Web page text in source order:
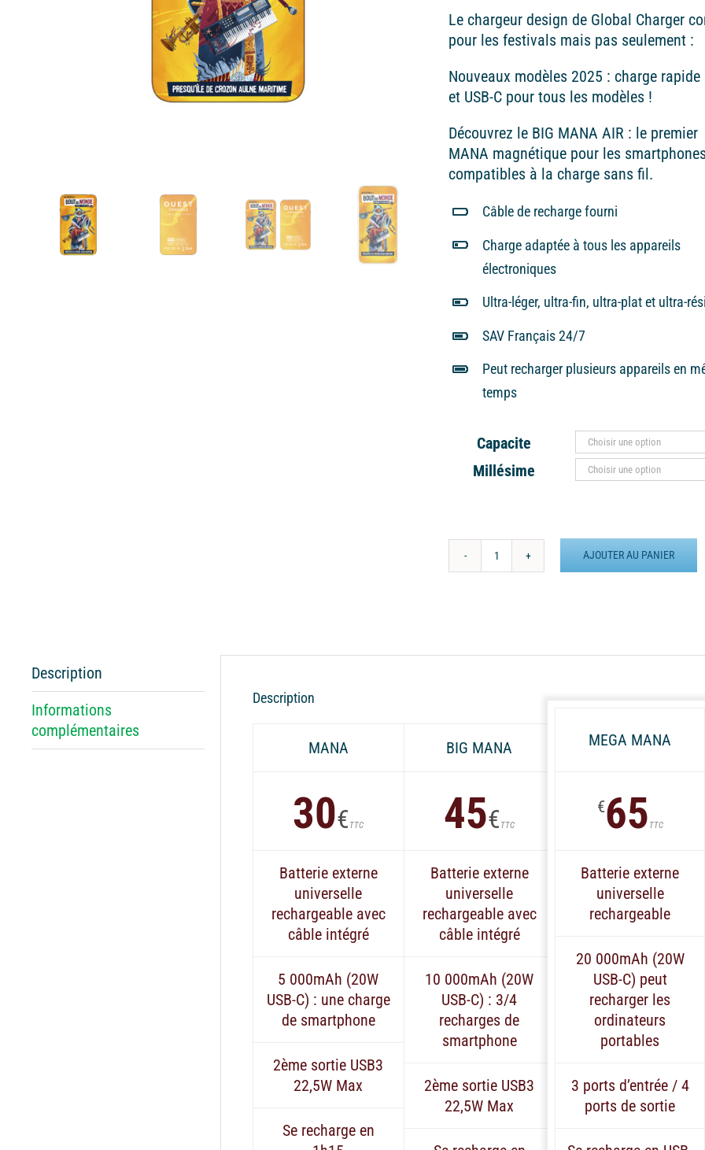
30,00€
à
Le chargeur design de Global Charger
pour les festivals mais pas seulement :
Nouveaux modèles 2025 : charge rapide
et USB-C pour tous les modèles !
Découvrez le BIG MANA AIR : le premier
MANA magnétique pour les
compatibles à la charge sans fil.
Câble de recharge fourni
Charge adaptée à tous les appareils
électroniques
Ultra-léger, ultra-fin, ultra-plat et ultra-
SAV Français 24/7
Peut recharger plusieurs appareils en
temps
Capacite
Millésime
quantité
AJOUTER AU PANIER
Description
Informations
complémentaires
Description
MANA
30€ TTC
Batterie externe
universelle
rechargeable avec
câble intégré
5 000mAh (20W
USB-C) : une charge
de smartphone
2ème sortie USB3
22,5W Max
Se recharge en
BIG MANA
45€ TTC
Batterie externe
universelle
rechargeable avec
câble intégré
10 000mAh (20W
USB-C) : 3/4
recharges de
smartphone
2ème sortie USB3
22,5W Max
MEGA MANA
€65 TTC
Batterie externe
universelle
rechargeable
20 000mAh (20W
USB-C) peut
recharger les
ordinateurs
portables
3 ports d’entrée / 4
ports de sortie